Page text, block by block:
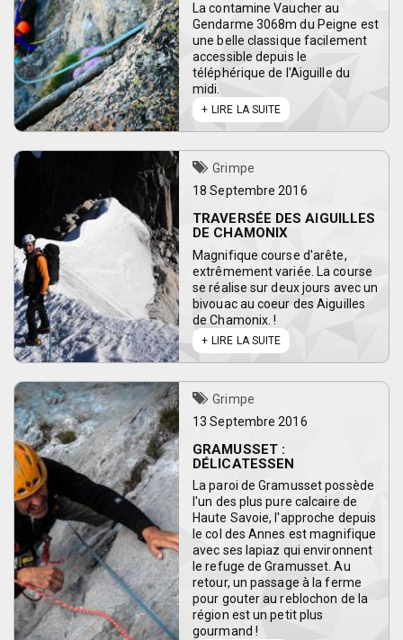
La contamine Vaucher au
Gendarme 3068m du Peigne est
une belle classique facilement
accessible depuis le
téléphérique de l'Aiguille du
midi.
LIRE LA SUITE
Grimpe
18 Septembre 2016
TRAVERSÉE DES AIGUILLES
DE CHAMONIX
Magnifique course d'arête,
extrêmement variée. La course
se réalise sur deux jours avec un
bivouac au coeur des Aiguilles
de Chamonix. !
LIRE LA SUITE
Grimpe
13 Septembre 2016
GRAMUSSET :
DÉLICATESSEN
La paroi de Gramusset possède
l'un des plus pure calcaire de
Haute Savoie, l'approche depuis
le col des Annes est magnifique
avec ses lapiaz qui environnent
le refuge de Gramusset. Au
retour, un passage à la ferme
pour gouter au reblochon de la
région est un petit plus
gourmand !